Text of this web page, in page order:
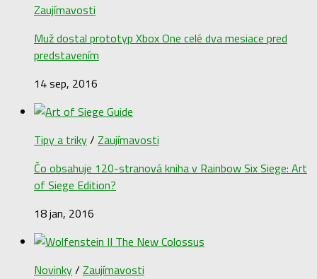
Zaujímavosti
Muž dostal prototyp Xbox One celé dva mesiace pred
predstavením
14 sep, 2016
Tipy a triky/ Zaujímavosti
Čo obsahuje 120-stranová kniha v Rainbow Six Siege: Art
of Siege Edition?
18 jan, 2016
Novinky/ Zaujímavosti